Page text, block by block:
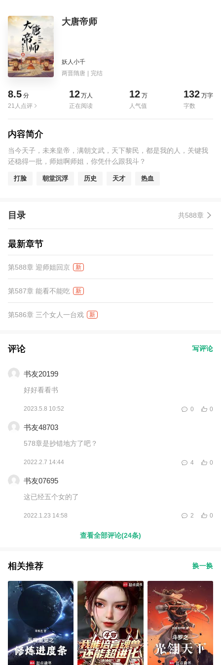
大唐帝师
妖人小千
两晋隋唐 | 完结
8.5 分
21人点评
12万人
正在阅读
12 万
人气值
132 万字
字数
内容简介
当今天子，未来皇帝，满朝文武，天下黎民，都是我的人，关键我
还稳得一批，师姐啊师姐，你凭什么跟我斗？
打脸 朝堂沉浮 历史 天才 热血
目录 共588章
最新章节
第588章 迎师姐回京 新
第587章 能看不能吃 新
第586章 三个女人一台戏 新
评论 写评论
书友20199
好好看看书
2023.5.8 10:52 0
0
书友48703
578章是抄错地方了吧？
2022.2.7 14:44 0
4
书友07695
这已经五个女的了
2022.1.23 14:58 0
2
查看全部评论(24条)
相关推荐 换一换